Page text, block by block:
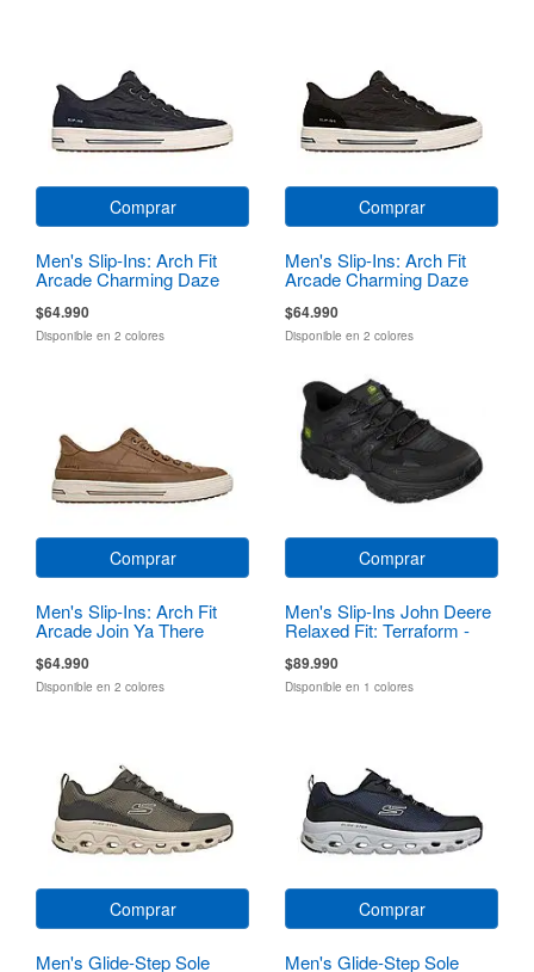
Comprar
Men's Slip-Ins: Arch Fit
Arcade Charming Daze
$64.990
Disponible en 2 colores
Comprar
Men's Slip-Ins: Arch Fit
Arcade Charming Daze
$64.990
Disponible en 2 colores
Comprar
Men's Slip-Ins: Arch Fit
Arcade Join Ya There
$64.990
Disponible en 2 colores
Comprar
Men's Slip-Ins John Deere
Relaxed Fit: Terraform -
$89.990
Disponible en 1 colores
Comprar
Men's Glide-Step Sole
Comprar
Men's Glide-Step Sole